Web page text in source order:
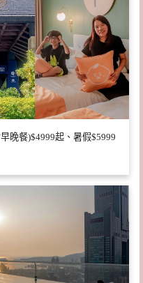
晚餐)$4999起、暑假$5999